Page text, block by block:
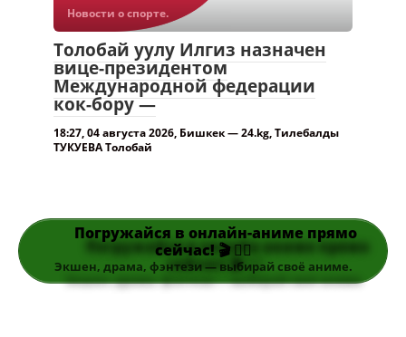
Новости о спорте.
Толобай уулу Илгиз назначен
вице-президентом
Международной федерации
кок-бору —
18:27, 04 августа 2026, Бишкек — 24.kg, Тилебалды
ТУКУЕВА Толобай
Погружайся в онлайн-аниме прямо
сейчас! 🎬 👆🏻
Экшен, драма, фэнтези — выбирай своё аниме.